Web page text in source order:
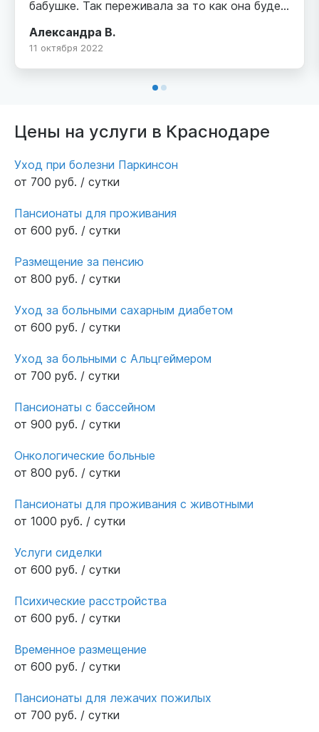
бабушке. Так переживала за то как она будет
будет уход. К моему счастью,отношение к
пенсионерам в пансионате на высшем уровне.
мероприятия,прогулки,что немало важно в
персонал,тщательно следят за постояльцами.
Так же отдельное спасибо директору Антону
Викторовичу и Светлане,которые всегда на
связи и если что -то понадобится или
нашла такую организацию. Которая
обеспечивает должный уход за моей
видео отчеты❤️❤️❤️
Александра В.
11 октября 2022
Цены на услуги в Краснодаре
Уход при болезни Паркинсон
от 700 руб. / сутки
Пансионаты для проживания
от 600 руб. / сутки
Размещение за пенсию
от 800 руб. / сутки
Уход за больными сахарным диабетом
от 600 руб. / сутки
Уход за больными с Альцгеймером
от 700 руб. / сутки
Пансионаты с бассейном
от 900 руб. / сутки
Онкологические больные
от 800 руб. / сутки
Пансионаты для проживания с животными
от 1000 руб. / сутки
Услуги сиделки
от 600 руб. / сутки
Психические расстройства
от 600 руб. / сутки
Временное размещение
от 600 руб. / сутки
Пансионаты для лежачих пожилых
от 700 руб. / сутки